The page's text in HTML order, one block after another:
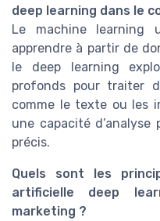
deep learning dans le
Le machine learning
apprendre à partir de
le deep learning
profonds pour traiter
comme le texte ou les
une capacité
précis.
Quels sont les
artificielle deep
marketing ?